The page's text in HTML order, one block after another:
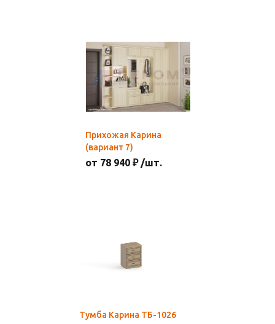
Прихожая Карина
(вариант 7)
от 78 940 ₽ /шт.
Тумба Карина ТБ-1026